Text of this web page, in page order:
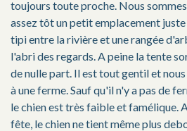
toujours toute proche. Nous
assez tôt un petit emplacement
tipi entre la rivière et une rangée
l'abri des regards. A peine la tente
de nulle part. Il est tout gentil et
à une ferme. Sauf qu'il n'y a pas de
le chien est très faible et famélique.
fête, le chien ne tient même plus